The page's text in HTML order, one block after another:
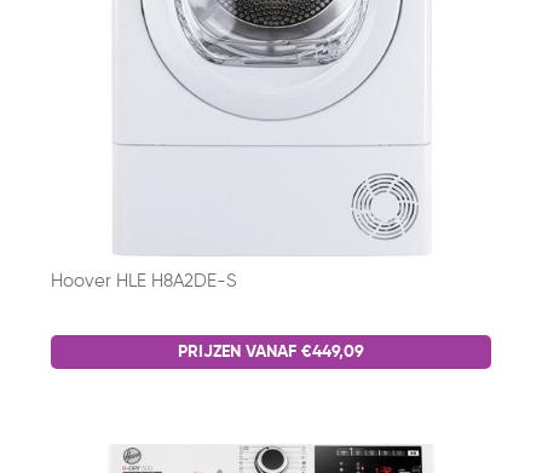
Hoover HLE H8A2DE-S
PRIJZEN VANAF €449,09